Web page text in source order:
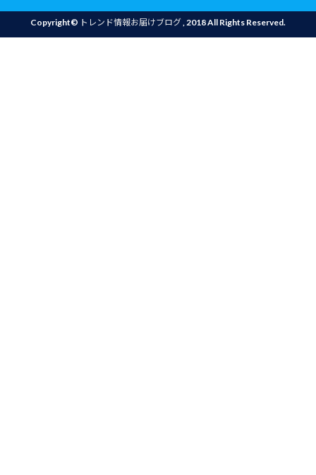
Copyright© トレンド情報お届けブログ, 2018 All Rights Reserved.